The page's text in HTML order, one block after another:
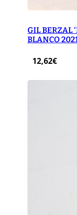
GIL BERZAL
BLANCO
12,62€